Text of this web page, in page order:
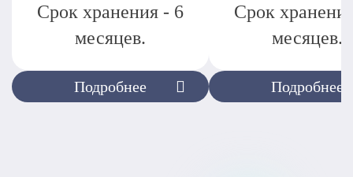
Подробнее
Срок хранения - 6
месяцев.
Подробнее
Срок
месяцев.